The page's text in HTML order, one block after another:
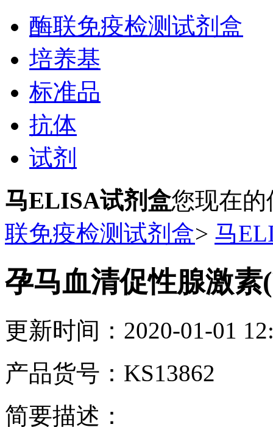
酶联免疫检测试剂盒
培养基
标准品
抗体
试剂
马ELISA试剂盒您现在的
联免疫检测试剂盒> 马
孕马血清促性腺激
更新时间：2020-01-01
产品货号：KS13862
简要描述：